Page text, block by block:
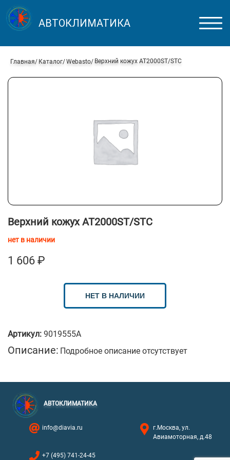
АВТОКЛИМАТИКА
Главная Каталог Webasto Верхний кожух АТ2000ST/STC
Верхний кожух АТ2000ST/STC
нет в наличии
1 606 ₽
НЕТ В НАЛИЧИИ
Артикул: 9019555A
Описание: Подробное описание отсутствует
АВТОКЛИМАТИКА
info@diavia.ru
г.Москва, ул.
Авиамоторная, д.48
+7 (495) 741-24-45